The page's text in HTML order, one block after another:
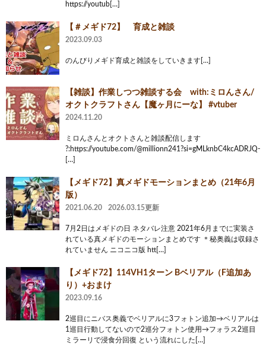
https://youtub[…]
【＃メギド72】 育成と雑談
2023.09.03
のんびりメギド育成と雑談をしていきます[…]
【雑談】作業しつつ雑談する会 with:ミロんさん/
オクトクラフトさん【魔ヶ月にーな】 #vtuber
2024.11.20
ミロんさんとオクトさんと雑談配信します
?:https://youtube.com/@millionn241?si=gMLknbC4kcADRJQ-
[…]
【メギド72】真メギドモーションまとめ（21年6月
版）
2021.06.20 2026.03.15更新
7月2日はメギドの日 ネタバレ注意 2021年6月までに実装さ
れている真メギドのモーションまとめです ＊秘奥義は収録さ
れていません ニコニコ版 htt[…]
【メギド72】114VH1ターン Bベリアル（F追加あ
り）+おまけ
2023.09.16
2巡目にニバス奥義でベリアルに3フォトン追加→ベリアルは
1巡目行動してないので2巡分フォトン使用→フォラス2巡目
ミラーリで浸食分回復 という流れにした[…]